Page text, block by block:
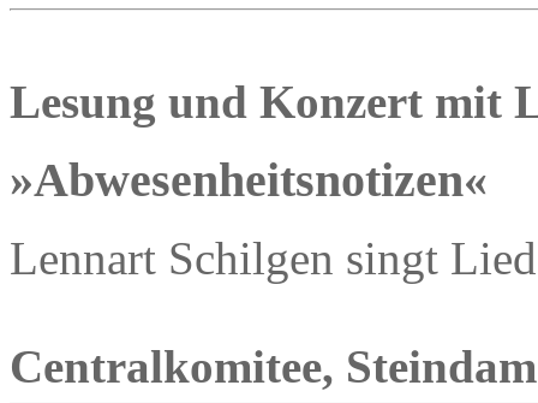
Lesung und Konzert mit
»Abwesenheitsnotizen«
Lennart Schilgen singt
Centralkomitee,